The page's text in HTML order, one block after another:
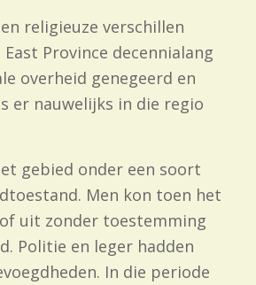
religieuze verschillen
Province decennialang
overheid genegeerd en
er nauwelijks in die regio
gebied onder een soort
Men kon toen het
uit zonder toestemming
Politie en leger hadden
In die periode